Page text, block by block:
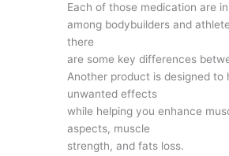
Each of those medication are
among bodybuilders and
there
are some key differences
Another product is designed to
unwanted effects
while helping you enhance
aspects, muscle
strength, and fats loss.